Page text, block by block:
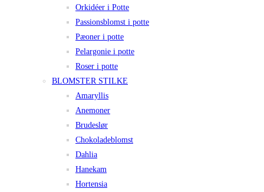
Orkidéer i Potte
Passionsblomst i potte
Pæoner i potte
Pelargonie i potte
Roser i potte
BLOMSTER STILKE
Amaryllis
Anemoner
Brudeslør
Chokoladeblomst
Dahlia
Hanekam
Hortensia